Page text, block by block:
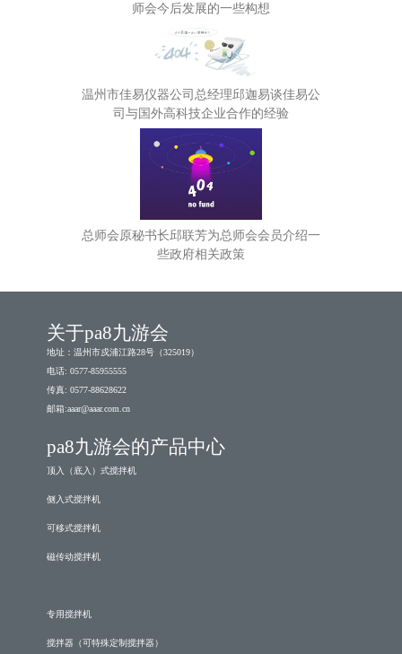
师会今后发展的一些构想
温州市佳易仪器公司总经理邱迦易谈佳易公
司与国外高科技企业合作的经验
总师会原秘书长邱联芳为总师会会员介绍一
些政府相关政策
关于pa8九游会
地址：温州市戍浦江路28号（325019）
电话: 0577-85955555
传真: 0577-88628622
邮箱:aaar@aaar.com.cn
pa8九游会的产品中心
顶入（底入）式搅拌机
侧入式搅拌机
可移式搅拌机
磁传动搅拌机
专用搅拌机
搅拌器（可特殊定制搅拌器）